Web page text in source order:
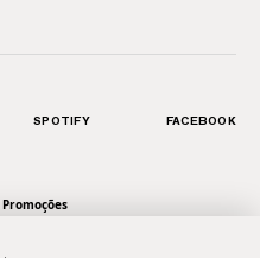
SPOTIFY FACEBOOK
os direitos reservados.| Rua Anhaia, 411
90